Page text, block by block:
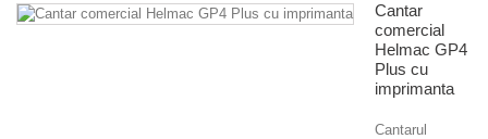
Cantar
comercial
Helmac GP4
Plus cu
imprimanta
Cantarul